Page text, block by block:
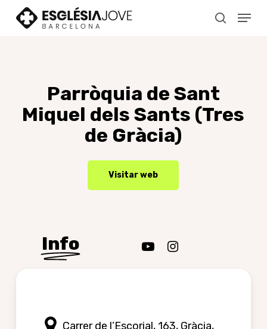
search
Menu
Parròquia de Sant
Miquel dels Sants (Tres
de Gràcia)
Visitar web
Info
Carrer de l’Escorial, 163, Gràcia,